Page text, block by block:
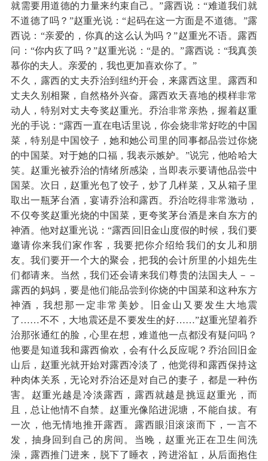
就需要用道德的力量来约束自己。”露西说：“难道我们就
不道德了吗？”赵重光说：“起码在这一方面是不道德。”露
西说：“亲爱的，你真的这么认为吗？”赵重光不语。露西
问：“你内疚了吗？”赵重光说：“是的。”露西说：“我真羡
慕你的夫人。亲爱的，我也更加喜欢你了。”
不久，露西的丈夫乔治到纽约开会，来露西这里。露西和
丈夫久别相聚，自然格外兴奋。露西欢天喜地的模样非常
动人，特别对丈夫夸奖赵重光。乔治非常亲热，握着赵重
光的手说：“露西一直在电话里说，你会烧非常好吃的中国
菜，特别是中国饺子，她和她公司里的同事都品尝过你烧
的中国菜。对于她的口福，我表示嫉妒。”说完，他哈哈大
笑。赵重光被乔治的情绪所感染，当即表示要请他品尝中
国菜。次日，赵重光包了饺子，炒了几样菜，又从箱子里
取出一瓶茅台酒，宴请乔治和露西。乔治吃得非常激动，
不仅夸奖赵重光烧的中国菜，更夸奖茅台酒是来自东方的
神酒。他对赵重光说：“露西回旧金山度假的时候，我们要
邀请你来我们家作客，我要把你介绍给我们的女儿和朋
友。我们要开一个大的聚会，把我的会计所里的小姐先生
们都请来。当然，我们还会请来我们尊贵的法国夫人－－
露西的妈妈，要是他们能品尝到你烧的中国菜和这种东方
神酒，我想那一定非常美妙。旧金山又要发生大地震
了……不不，大地震还是不要发生的好……”赵重光望着乔
治那张通红的脸，心里在想，难道他一点都没有疑问吗？
他要是知道我和露西偷欢，会有什么反应呢？乔治回旧金
山后，赵重光就开始对露西冷淡了，他觉得和露西保持这
种肉体关系，无论对乔治还是对自己的妻子，都是一种伤
害。赵重光越是冷淡露西，露西就越是挑逗赵重光，而
且，总让他情不自禁。赵重光像陷进泥塘，不能自拔。有
一次，他无情地推开露西。露西眼泪滚滚而下，一言不
发，抽身回到自己的房间。当晚，赵重光正在卫生间洗
澡，露西推门进来，脱下了睡衣，跨进浴缸，从后面抱住